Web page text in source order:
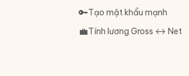
🔑Tạo mật khẩu mạnh
💼Tính lương Gross ↔ Net